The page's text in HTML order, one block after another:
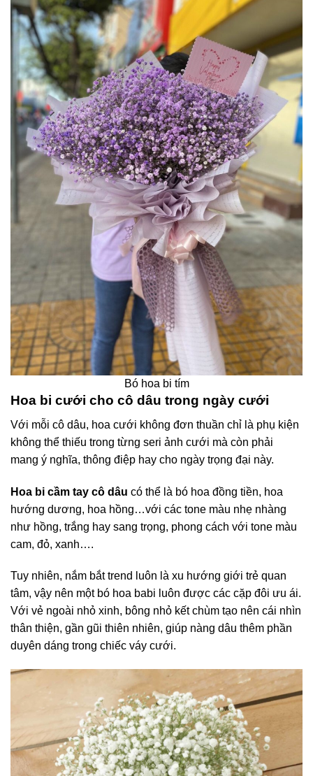
Bó hoa bi tím
Hoa bi cưới cho cô dâu trong ngày cưới
Với mỗi cô dâu, hoa cưới không đơn thuần chỉ là phụ kiện
không thể thiếu trong từng seri ảnh cưới mà còn phải
mang ý nghĩa, thông điệp hay cho ngày trọng đại này.
Hoa bi cầm tay cô dâu có thể là bó hoa đồng tiền, hoa
hướng dương, hoa hồng…với các tone màu nhẹ nhàng
như hồng, trắng hay sang trọng, phong cách với tone màu
cam, đỏ, xanh….
Tuy nhiên, nắm bắt trend luôn là xu hướng giới trẻ quan
tâm, vậy nên một bó hoa babi luôn được các cặp đôi ưu ái.
Với vẻ ngoài nhỏ xinh, bông nhỏ kết chùm tạo nên cái nhìn
thân thiện, gần gũi thiên nhiên, giúp nàng dâu thêm phần
duyên dáng trong chiếc váy cưới.